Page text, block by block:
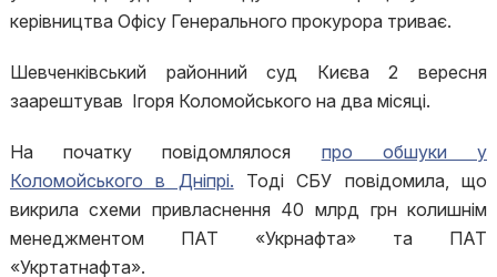
керівництва Офісу Генерального прокурора триває.
Шевченківський районний суд Києва 2 вересня
заарештував Ігоря Коломойського на два місяці.
На початку повідомлялося про обшуки у
Коломойського в Дніпрі. Тоді СБУ повідомила, що
викрила схеми привласнення 40 млрд грн колишнім
менеджментом ПАТ «Укрнафта» та ПАТ
«Укртатнафта».